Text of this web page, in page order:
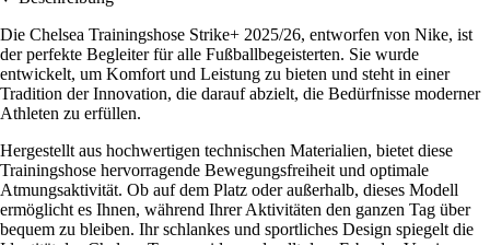
Die Chelsea Trainingshose Strike+ 2025/26, entworfen von Nike, ist
der perfekte Begleiter für alle Fußballbegeisterten. Sie wurde
entwickelt, um Komfort und Leistung zu bieten und steht in einer
Tradition der Innovation, die darauf abzielt, die Bedürfnisse moderner
Athleten zu erfüllen.
Hergestellt aus hochwertigen technischen Materialien, bietet diese
Trainingshose hervorragende Bewegungsfreiheit und optimale
Atmungsaktivität. Ob auf dem Platz oder außerhalb, dieses Modell
ermöglicht es Ihnen, während Ihrer Aktivitäten den ganzen Tag über
bequem zu bleiben. Ihr schlankes und sportliches Design spiegelt die